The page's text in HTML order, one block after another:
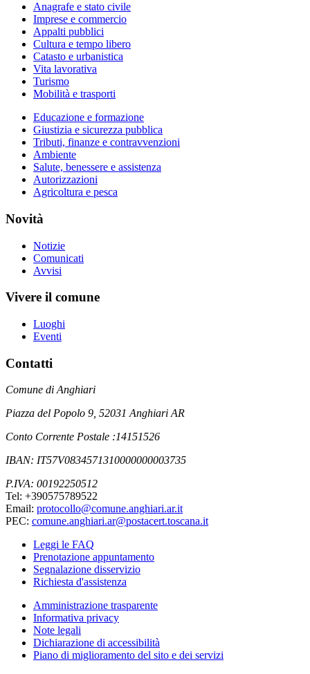
Anagrafe e stato civile
Imprese e commercio
Appalti pubblici
Cultura e tempo libero
Catasto e urbanistica
Vita lavorativa
Turismo
Mobilità e trasporti
Educazione e formazione
Giustizia e sicurezza pubblica
Tributi, finanze e contravvenzioni
Ambiente
Salute, benessere e assistenza
Autorizzazioni
Agricoltura e pesca
Novità
Notizie
Comunicati
Avvisi
Vivere il comune
Luoghi
Eventi
Contatti
Comune di Anghiari
Piazza del Popolo 9, 52031 Anghiari AR
Conto Corrente Postale :14151526
IBAN: IT57V0834571310000000003735
P.IVA: 00192250512
Tel: +390575789522
Email: protocollo@comune.anghiari.ar.it
PEC: comune.anghiari.ar@postacert.toscana.it
Leggi le FAQ
Prenotazione appuntamento
Segnalazione disservizio
Richiesta d'assistenza
Amministrazione trasparente
Informativa privacy
Note legali
Dichiarazione di accessibilità
Piano di miglioramento del sito e dei servizi